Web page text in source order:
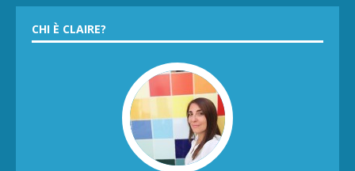
CHI È CLAIRE?